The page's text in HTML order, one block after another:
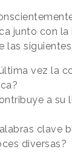
junto con la
las
vez la
a su
clave
diversas?